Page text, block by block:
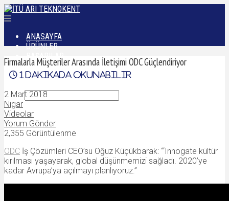
ANASAYFA
ÜRÜNLER
BAŞARILAR
DÜNYADAN
İLETIŞIM
Firmalarla Müşteriler Arasında İletişimi ODC Güçlendiriyor
1 dakikada okunabilir
2 Mart 2018
Nigar
Videolar
Yorum Gönder
2,355 Görüntülenme
ODC İş Çözümleri CEO’su Oğuz Küçükbarak: “‘Innogate kültür
kırılması yaşayarak, global düşünmemizi sağladı. 2020’ye
kadar Avrupa’ya açılmayı planlıyoruz.”